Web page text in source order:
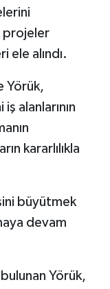
projeler
alındı.
Yörük,
alanlarının
kararlılıkla
büyütmek
devam
bulunan Yörük,